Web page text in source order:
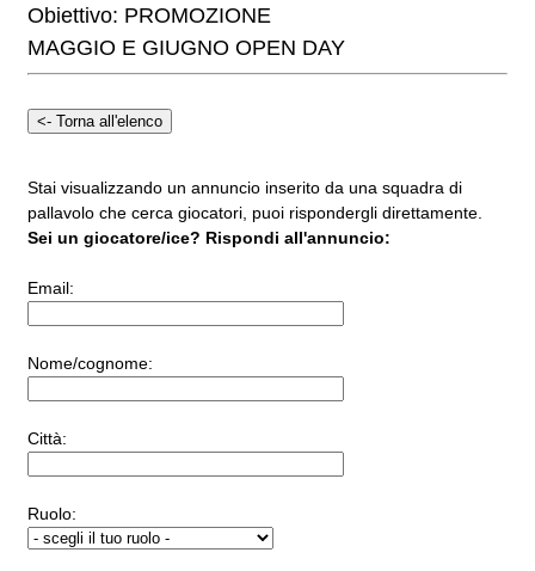
Obiettivo: PROMOZIONE
MAGGIO E GIUGNO OPEN DAY
Stai visualizzando un annuncio inserito da una squadra di
pallavolo che cerca giocatori, puoi rispondergli direttamente.
Sei un giocatore/ice? Rispondi all'annuncio:
Email:
Nome/cognome:
Città:
Ruolo: